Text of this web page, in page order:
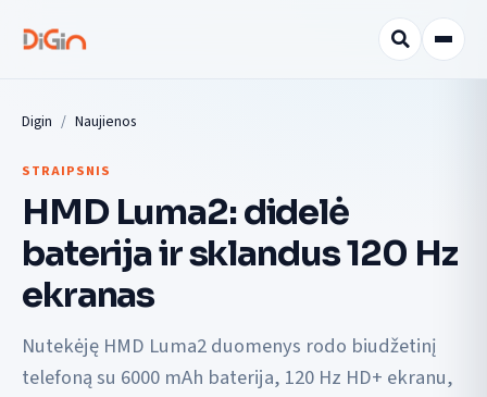
Digin Naujienos
STRAIPSNIS
HMD Luma2: didelė
baterija ir sklandus 120 Hz
ekranas
Nutekėję HMD Luma2 duomenys rodo biudžetinį
telefoną su 6000 mAh baterija, 120 Hz HD+ ekranu,